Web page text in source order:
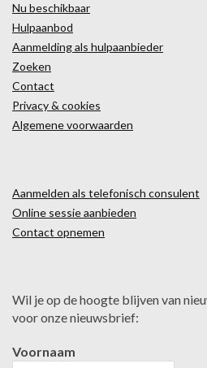
Nu beschikbaar
Hulpaanbod
Aanmelding als hulpaanbieder
Zoeken
Contact
Privacy & cookies
Algemene voorwaarden
Aanmelden als telefonisch consulent
Online sessie aanbieden
Contact opnemen
Wil je op de hoogte blijven van
voor onze nieuwsbrief:
Voornaam